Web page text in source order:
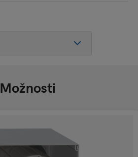
Možnosti